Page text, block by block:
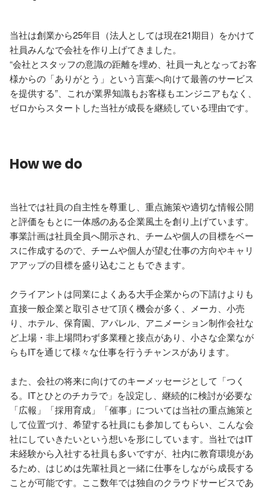
当社は創業から25年目（法人としては現在21期目）をかけて
社員みんなで会社を作り上げてきました。
“会社とスタッフの意識の距離を埋め、社員一丸となってお客
様からの「ありがとう」という言葉へ向けて最善のサービス
を提供する”、これが業界知識もお客様もエンジニアもなく、
ゼロからスタートした当社が成長を継続している理由です。
How we do
当社では社員の自主性を尊重し、重点施策や適切な情報公開
と評価をもとに一体感のある企業風土を創り上げています。
事業計画は社員全員へ開示され、チームや個人の目標をベー
スに作成するので、チームや個人が望む仕事の方向やキャリ
アアップの目標を盛り込むこともできます。
クライアントは同業によくある大手企業からの下請けよりも
直接一般企業と取引させて頂く機会が多く、メーカ、小売
り、ホテル、保育園、アパレル、アニメーション制作会社な
ど上場・非上場問わず多業種と接点があり、小さな企業なが
らもITを通じて様々な仕事を行うチャンスがあります。
また、会社の将来に向けてのキーメッセージとして「つく
る。ITとひとのチカラで」を設定し、継続的に検討が必要な
「広報」「採用育成」「催事」については当社の重点施策と
して位置づけ、希望する社員にも参加してもらい、こんな会
社にしていきたいという想いを形にしています。当社ではIT
未経験から入社する社員も多いですが、社内に教育環境があ
るため、はじめは先輩社員と一緒に仕事をしながら成長する
ことが可能です。ここ数年では独自のクラウドサービスであ